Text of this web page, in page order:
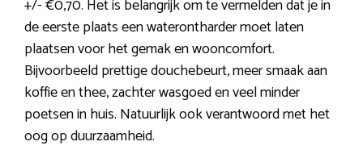
+/- €0,70. Het is belangrijk om te vermelden dat je in
de eerste plaats een waterontharder moet laten
plaatsen voor het gemak en wooncomfort.
Bijvoorbeeld prettige douchebeurt, meer smaak aan
koffie en thee, zachter wasgoed en veel minder
poetsen in huis. Natuurlijk ook verantwoord met het
oog op duurzaamheid.